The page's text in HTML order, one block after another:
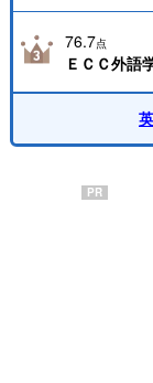
76.7点
ＥＣＣ外語
PR